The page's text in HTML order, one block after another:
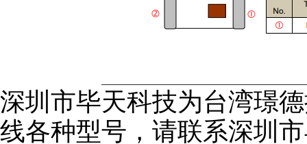
深圳市毕天科技为台湾璟
线各种型号，请联系深圳